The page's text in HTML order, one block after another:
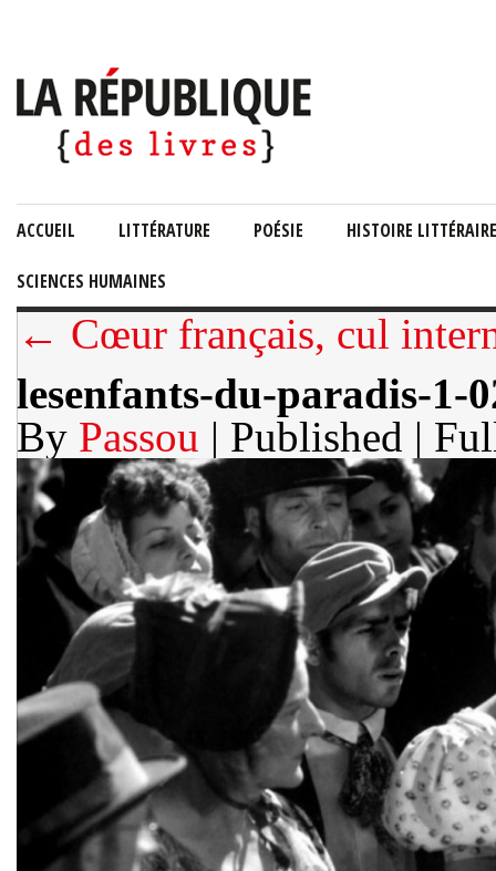
ACCUEIL LITTÉRATURE POÉSIE HISTOIRE LITTÉRAIRE
SCIENCES HUMAINES
← Cœur français, cul
lesenfants-du-paradis-1-
By Passou | Published |